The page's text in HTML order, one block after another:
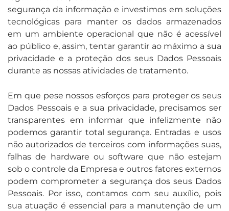
segurança da informação e investimos em soluções
tecnológicas para manter os dados armazenados
em um ambiente operacional que não é acessível
ao público e, assim, tentar garantir ao máximo a sua
privacidade e a proteção dos seus Dados Pessoais
durante as nossas atividades de tratamento.
Em que pese nossos esforços para proteger os seus
Dados Pessoais e a sua privacidade, precisamos ser
transparentes em informar que infelizmente não
podemos garantir total segurança. Entradas e usos
não autorizados de terceiros com informações suas,
falhas de hardware ou software que não estejam
sob o controle da Empresa e outros fatores externos
podem comprometer a segurança dos seus Dados
Pessoais. Por isso, contamos com seu auxílio, pois
sua atuação é essencial para a manutenção de um